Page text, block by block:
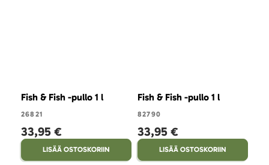
Fish & Fish -pullo 1 l
26821
33,95 €
LISÄÄ OSTOSKORIIN
Fish & Fish -pullo 1 l
82790
33,95 €
LISÄÄ OSTOSKORIIN